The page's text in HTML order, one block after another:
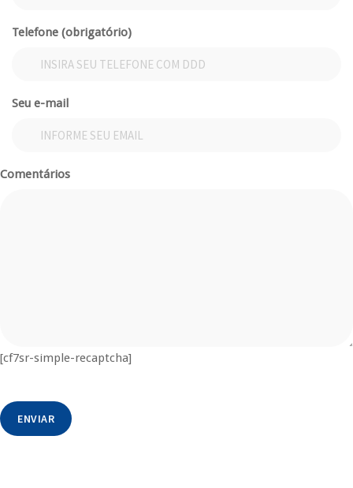
Telefone (obrigatório)
Seu e-mail
Comentários
[cf7sr-simple-recaptcha]